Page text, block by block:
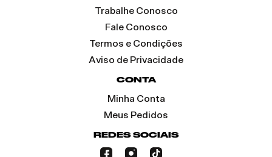
Trabalhe Conosco
Fale Conosco
Termos e Condições
Aviso de Privacidade
CONTA
Minha Conta
Meus Pedidos
REDES SOCIAIS